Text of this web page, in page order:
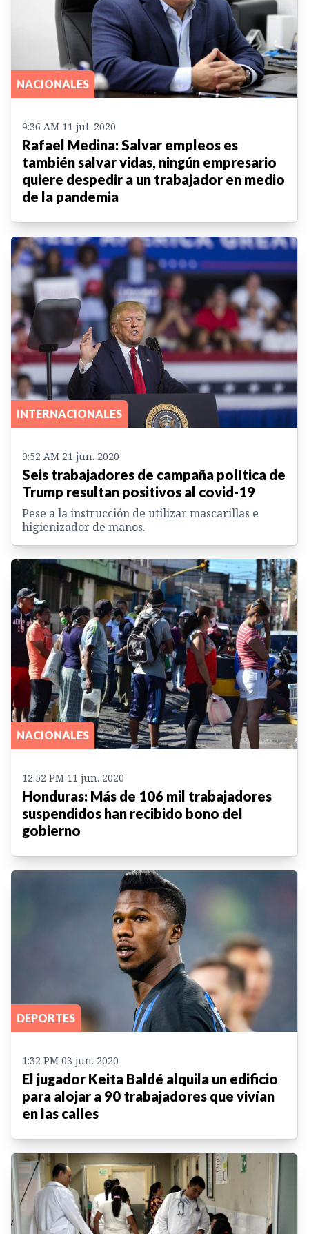
NACIONALES
9:36 AM 11 jul. 2020
Rafael Medina: Salvar empleos es
también salvar vidas, ningún empresario
quiere despedir a un trabajador en medio
de la pandemia
INTERNACIONALES
9:52 AM 21 jun. 2020
Seis trabajadores de campaña política de
Trump resultan positivos al covid-19
Pese a la instrucción de utilizar mascarillas e
higienizador de manos.
NACIONALES
12:52 PM 11 jun. 2020
Honduras: Más de 106 mil trabajadores
suspendidos han recibido bono del
gobierno
DEPORTES
1:32 PM 03 jun. 2020
El jugador Keita Baldé alquila un edificio
para alojar a 90 trabajadores que vivían
en las calles